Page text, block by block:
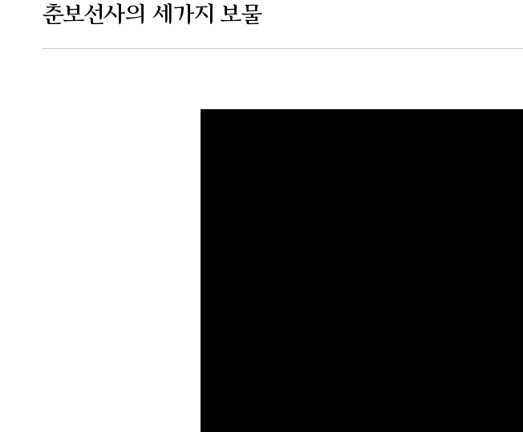
춘보선사의 세가지 보물